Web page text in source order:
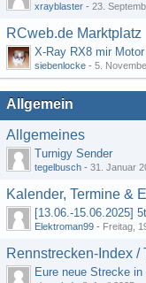
xrayblaster - 23.
RCweb.de Marktplatz
X-Ray RX8 mir
siebenlocke - 5.
Allgemein
Allgemeines
Turnigy Sender
tegelbusch - 31. Januar
Kalender, Termine &
Elektroman99 - Freitag,
Rennstrecken-Index /
Eure neue Strecke